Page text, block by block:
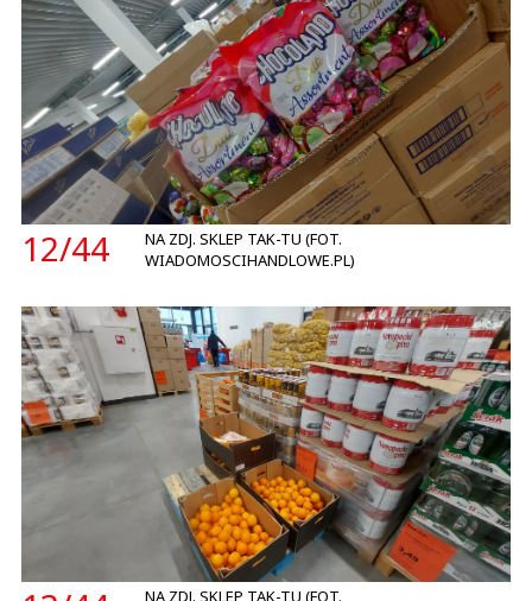
12/44
NA ZDJ. SKLEP TAK-TU (FOT.
WIADOMOSCIHANDLOWE.PL)
NA ZDJ. SKLEP TAK-TU (FOT.